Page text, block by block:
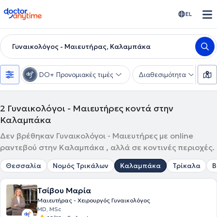
doctoranytime EL
Γυναικολόγος - Μαιευτήρας, Καλαμπάκα
DO+ Προνομιακές τιμές Διαθεσιμότητα
2 Γυναικολόγοι - Μαιευτήρες κοντά στην
Καλαμπάκα
Δεν βρέθηκαν Γυναικολόγοι - Μαιευτήρες με online
ραντεβού στην Καλαμπάκα , αλλά σε κοντινές περιοχές.
Θεσσαλία Νομός Τρικάλων Καλαμπάκα Τρίκαλα
Τσίβου Μαρία
Μαιευτήρας - Χειρουργός Γυναικολόγος
MD, MSc